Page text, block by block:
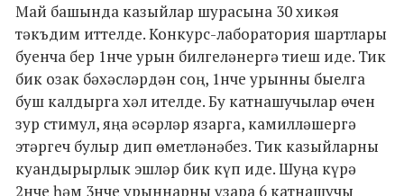
Май башында казыйлар шурасына 30 хикәя
тәкъдим иттелде. Конкурс-лаборатория шартлары
буенча бер 1нче урын билгеләнергә тиеш иде. Тик
бик озак бәхәсләрдән соң, 1нче урынны быелга
буш калдырга хәл ителде. Бу катнашучылар өчен
зур стимул, яңа әсәрләр язарга, камилләшергә
этәргеч булыр дип өметләнәбез. Тик казыйларны
куандырырлык эшләр бик күп иде. Шуңа күрә
2нче һәм 3нче урыннарны үзара 6 катнашучы